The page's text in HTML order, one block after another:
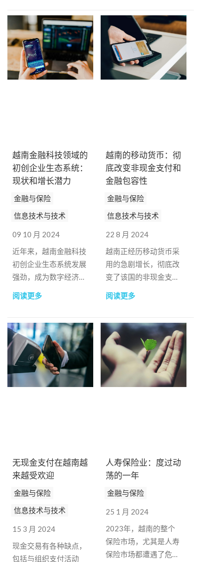
越南金融科技领域的
初创企业生态系统：
现状和增长潜力
金融与保险
信息技术与技术
09 10 月 2024
近年来，越南金融科技
初创企业生态系统发展
强劲，成为数字经济的
潜在领域。
阅读更多
越南的移动货币：彻
底改变非现金支付和
金融包容性
金融与保险
信息技术与技术
22 8 月 2024
越南正经历移动货币采
用的急剧增长，彻底改
变了该国的非现金支付
生态系统。越南政府一
直在积极推广移动货
易的主要推动力，尤其
是在传统银行服务有限
的农村、山区和岛屿地
区。
阅读更多
无现金支付在越南越
来越受欢迎
金融与保险
信息技术与技术
15 3 月 2024
现金交易有各种缺点，
包括与组织支付活动
人寿保险业：度过动
荡的一年
金融与保险
25 1 月 2024
2023年，越南的整个
保险市场，尤其是人寿
保险市场都遭遇了危